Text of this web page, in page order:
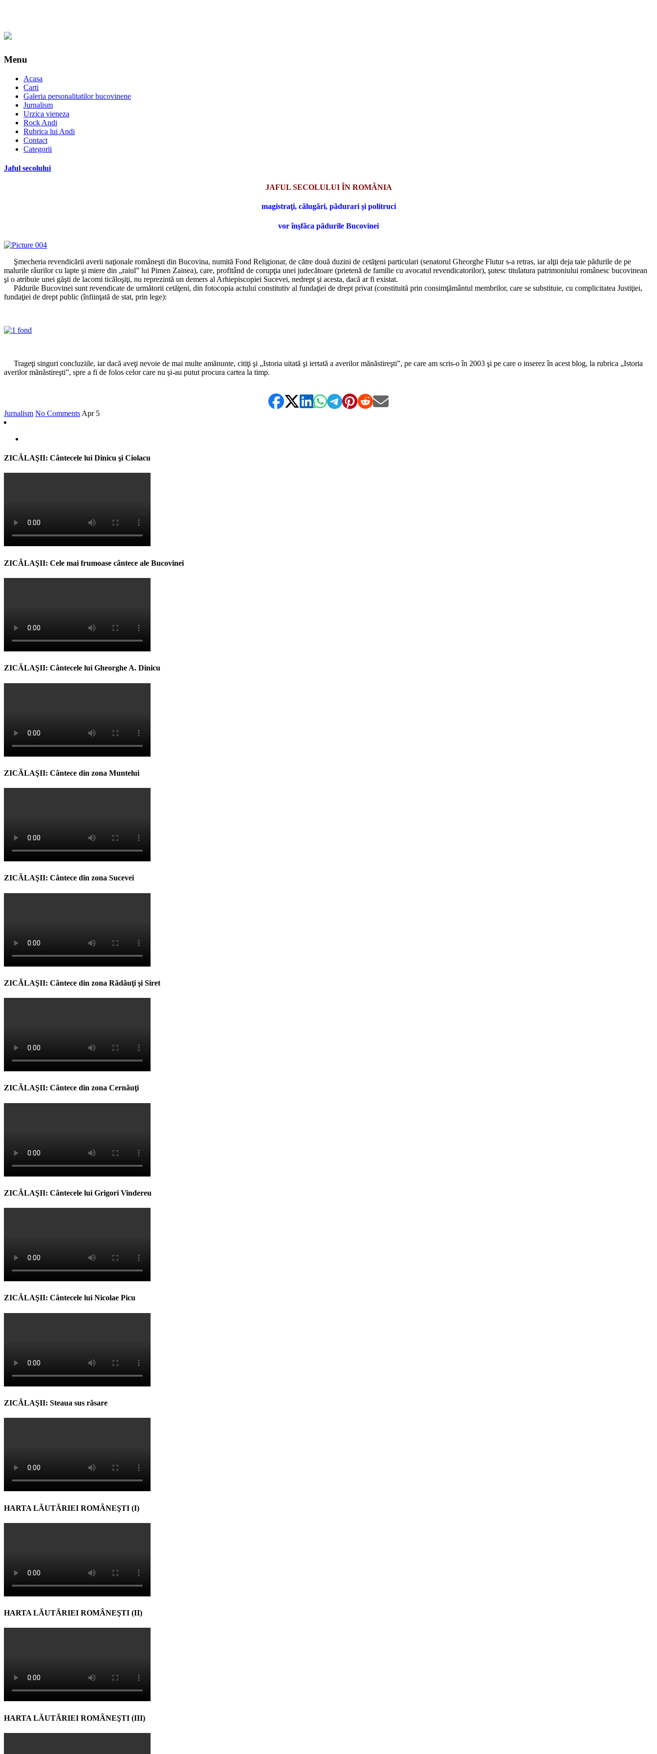
Menu
Acasa
Carti
Galeria personalitatilor bucovinene
Jurnalism
Urzica vieneza
Rock Andi
Rubrica lui Andi
Contact
Categorii
Jaful secolului
JAFUL SECOLULUI ÎN ROMÂNIA
magistraţi, călugări, pădurari şi politruci
vor înşfăca pădurile Bucovinei
Şmecheria revendicării averii naţionale româneşti din Bucovina, numită Fond Religionar, de către două duzini de cetăţeni particulari (senatorul Gheorghe Flutur s-a retras, iar alţii deja taie pădurile de pe
malurile râurilor cu lapte şi miere din „raiul” lui Pimen Zainea), care, profitând de corupţia unei judecătoare (prietenă de familie cu avocatul revendicatorilor), şutesc titulatura patrimoniului românesc bucovinean
şi o atribuie unei găşti de lacomi ticăloşiţi, nu reprezintă un demers al Arhiepiscopiei Sucevei, nedrept şi acesta, dacă ar fi existat.
Pădurile Bucovinei sunt revendicate de următorii cetăţeni, din fotocopia actului constitutiv al fundaţiei de drept privat (constituită prin consimţământul membrilor, care se substituie, cu complicitatea Justiţiei,
fundaţiei de drept public (înfiinţată de stat, prin lege):
Trageţi singuri concluziile, iar dacă aveţi nevoie de mai multe amănunte, citiţi şi „Istoria uitată şi iertată a averilor mănăstireşti”, pe care am scris-o în 2003 şi pe care o inserez în acest blog, la rubrica „Istoria
averilor mănăstireşti”, spre a fi de folos celor care nu şi-au putut procura cartea la timp.
Jurnalism No Comments Apr 5
ZICĂLAŞII: Cântecele lui Dinicu şi Ciolacu
ZICĂLAŞII: Cele mai frumoase cântece ale Bucovinei
ZICĂLAŞII: Cântecele lui Gheorghe A. Dinicu
ZICĂLAŞII: Cântece din zona Muntelui
ZICĂLAŞII: Cântece din zona Sucevei
ZICĂLAŞII: Cântece din zona Rădăuţi şi Siret
ZICĂLAŞII: Cântece din zona Cernăuţi
ZICĂLAŞII: Cântecele lui Grigori Vindereu
ZICĂLAŞII: Cântecele lui Nicolae Picu
ZICĂLAŞII: Steaua sus răsare
HARTA LĂUTĂRIEI ROMÂNEŞTI (I)
HARTA LĂUTĂRIEI ROMÂNEŞTI (II)
HARTA LĂUTĂRIEI ROMÂNEŞTI (III)